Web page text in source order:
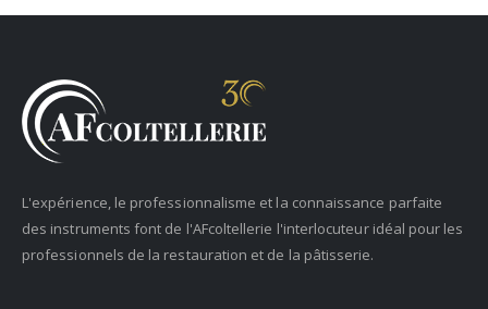
L'expérience, le professionnalisme et la connaissance parfaite
des instruments font de l'AFcoltellerie l'interlocuteur idéal pour les
professionnels de la restauration et de la pâtisserie.